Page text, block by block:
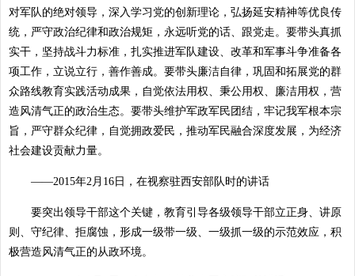
对军队的绝对领导，深入学习党的创新理论，弘扬延安精神等优良传
统，严守政治纪律和政治规矩，永远听党的话、跟党走。要带头真抓
实干，坚持战斗力标准，扎实推进军队建设、改革和军事斗争准备各
项工作，立说立行，善作善成。要带头廉洁自律，巩固和拓展党的群
众路线教育实践活动成果，自觉依法用权、秉公用权、廉洁用权，营
造风清气正的政治生态。要带头维护军政军民团结，牢记我军根本宗
旨，严守群众纪律，自觉拥政爱民，推动军民融合深度发展，为经济
社会建设贡献力量。
——2015年2月16日，在视察驻西安部队时的讲话
要突出领导干部这个关键，教育引导各级领导干部立正身、讲原
则、守纪律、拒腐蚀，形成一级带一级、一级抓一级的示范效应，积
极营造风清气正的从政环境。